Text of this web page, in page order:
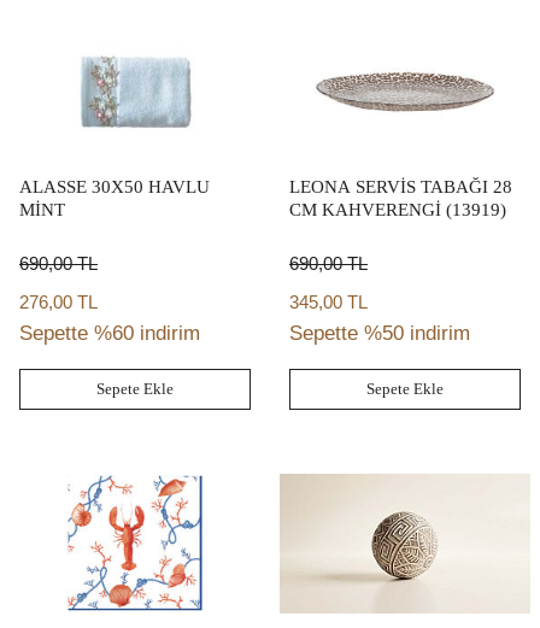
ALASSE 30X50 HAVLU
MİNT
690,00TL
276,00 TL
Sepette %60 indirim
Sepete Ekle
LEONA SERVİS TABAĞI 28
CM KAHVERENGİ (13919)
690,00TL
345,00 TL
Sepette %50 indirim
Sepete Ekle